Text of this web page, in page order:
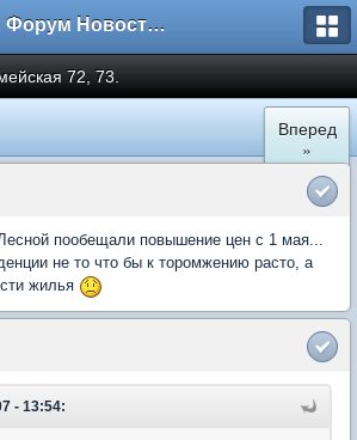
Форум Новостройки
72, 73.
Вперед
»
пообещали повышение цен с 1 мая...
не то что бы к торомжению расто, а
жилья
- 13:54: